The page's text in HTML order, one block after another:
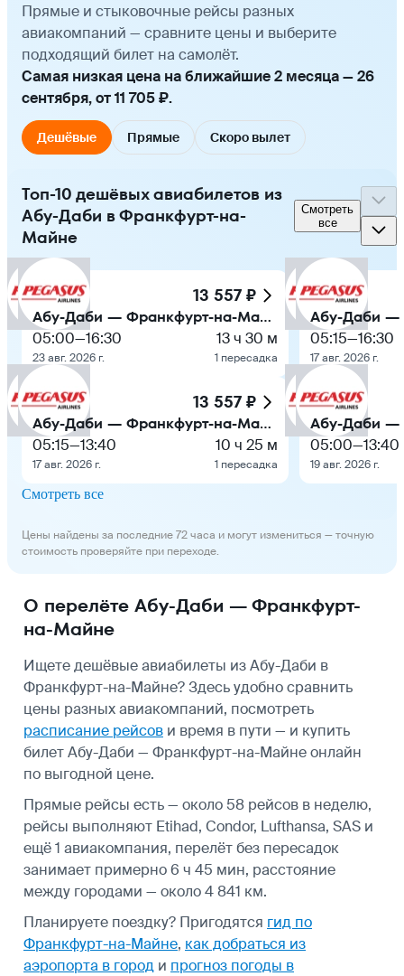
Прямые и стыковочные рейсы разных
авиакомпаний — сравните цены и выберите
подходящий билет на самолёт.
Самая низкая цена на ближайшие 2 месяца — 26
сентября, от 11 705 ₽.
Дешёвые Прямые Скоро вылет
Топ-10 дешёвых авиабилетов из
Абу-Даби в Франкфурт-на-
Майне
Смотреть
все
13 557 ₽
Абу-Даби — Франкфурт-на-Майне
05:00—16:30
23 авг. 2026 г.
13 ч 30 м
1 пересадка
13 557 ₽
Абу-Даби — Франкфурт-на-Майне
05:15—13:40
17 авг. 2026 г.
10 ч 25 м
1 пересадка
05:15—16:30
17 авг. 2026 г.
05:00—13:40
19 авг. 2026 г.
Смотреть все
Цены найдены за последние 72 часа и могут измениться — точную
стоимость проверяйте при переходе.
О перелёте Абу-Даби — Франкфурт-
на-Майне
Ищете дешёвые авиабилеты из Абу-Даби в
Франкфурт-на-Майне? Здесь удобно сравнить
цены разных авиакомпаний, посмотреть
расписание рейсов и время в пути — и купить
билет Абу-Даби — Франкфурт-на-Майне онлайн
по выгодной цене.
Прямые рейсы есть — около 58 рейсов в неделю,
рейсы выполняют Etihad, Condor, Lufthansa, SAS и
ещё 1 авиакомпания, перелёт без пересадок
занимает примерно 6 ч 45 мин, расстояние
между городами — около 4 841 км.
Планируете поездку? Пригодятся гид по
Франкфурт-на-Майне, как добраться из
аэропорта в город и прогноз погоды в